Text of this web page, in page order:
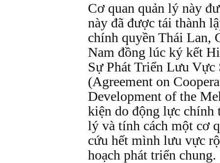
Cơ quan quản lý này
này đã được tái thành
chính quyền Thái Lan,
Nam đồng lúc ký kết
Sự Phát Triển Lưu
(Agreement on
Development of the
kiện do động lực chính
lý và tính cách một cơ
cứu hết mình lưu vực
hoạch phát triển chung.